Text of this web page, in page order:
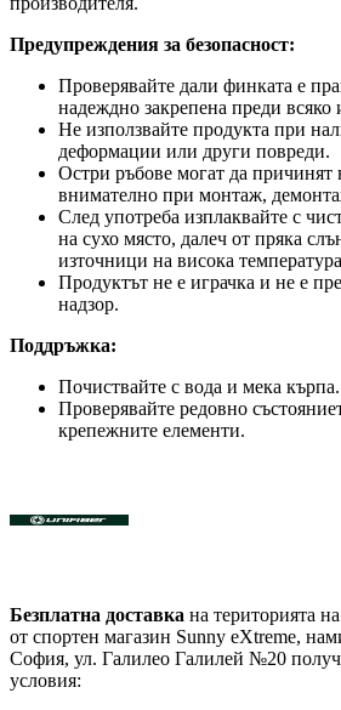
Предупреждения за безопасност:
Проверявайте дали финката е
надеждно закрепена преди всяко
Не използвайте продукта при
деформации или други повреди.
Остри ръбове могат да причинят
внимателно при монтаж,
След употреба изплаквайте с
на сухо място, далеч от пряка
източници на висока
Продуктът не е играчка и не е
надзор.
Поддръжка:
Почиствайте с вода и мека кърпа.
Проверявайте редовно
крепежните елементи.
Безплатна доставка на територията
от спортен магазин Sunny eXtreme,
София, ул. Галилео Галилей №20
условия: